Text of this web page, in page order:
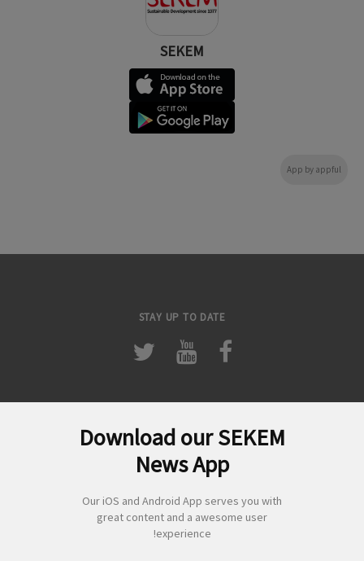
SEKEM
App by appful
STAY UP TO DATE
Download our SEKEM
News App
Our iOS and Android App serves you with
great content and a awesome user
experience!